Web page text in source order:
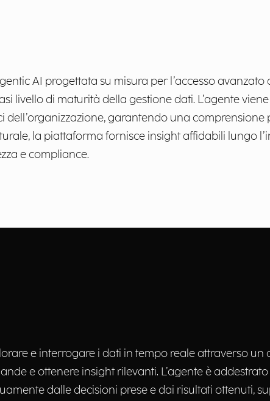
AI progettata su misura per l’accesso avanzato
livello di maturità della gestione dati. L’agente
dell’organizzazione, garantendo una
la piattaforma fornisce insight affidabili lungo
e compliance.
e interrogare i dati in tempo reale attraverso un
e ottenere insight rilevanti. L’agente è
dalle decisioni prese e dai risultati ottenuti,